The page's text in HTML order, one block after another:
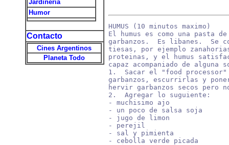
Jardineria
Humor
Contacto
Cines Argentinos
Planeta Todo
HUMUS (10 minutos maximo)
El humus es como una pasta
garbanzos.  Es libanes.  Se
tiesas, por ejemplo
proteinas, y el humus
capaz acompaniado de alguna
1.  Sacar el "food
garbanzos, escurrirlas y
hervir garbanzos secos pero
2.  Agregar lo suguiente:
- muchisimo ajo
- un poco de salsa soja
- jugo de limon
- perejil
- sal y pimienta
- cebolla verde picada